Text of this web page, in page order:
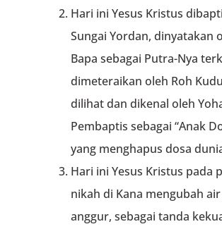
Hari ini Yesus Kristus
Sungai Yordan, dinyatakan
Bapa sebagai Putra-Nya
dimeteraikan oleh Roh
dilihat dan dikenal oleh
Pembaptis sebagai “Anak
yang menghapus dosa
Hari ini Yesus Kristus pada
nikah di Kana mengubah
anggur, sebagai tanda